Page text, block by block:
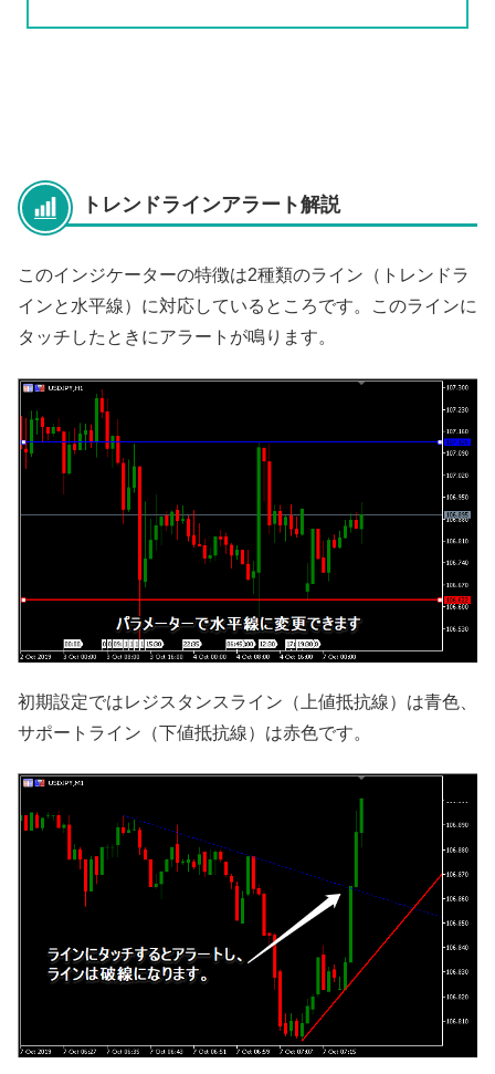
トレンドラインアラート解説
このインジケーターの特徴は2種類のライン（トレンドラ
インと水平線）に対応しているところです。このラインに
タッチしたときにアラートが鳴ります。
初期設定ではレジスタンスライン（上値抵抗線）は青色、
サポートライン（下値抵抗線）は赤色です。